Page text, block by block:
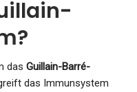
das Guillain-Barré-
das Immunsystem